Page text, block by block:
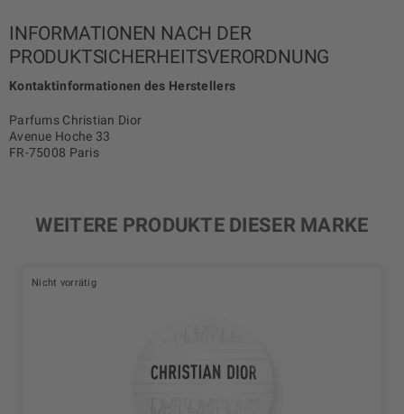
INFORMATIONEN NACH DER
PRODUKTSICHERHEITSVERORDNUNG
Kontaktinformationen des Herstellers
Parfums Christian Dior
Avenue Hoche 33
FR-75008 Paris
WEITERE PRODUKTE DIESER MARKE
Nicht vorrätig